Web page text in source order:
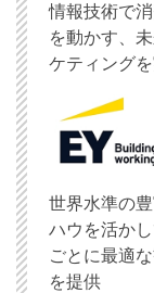
情報技術で
を動かす、
ケティングを
世界水準の
ハウを活か
ごとに最適
を提供